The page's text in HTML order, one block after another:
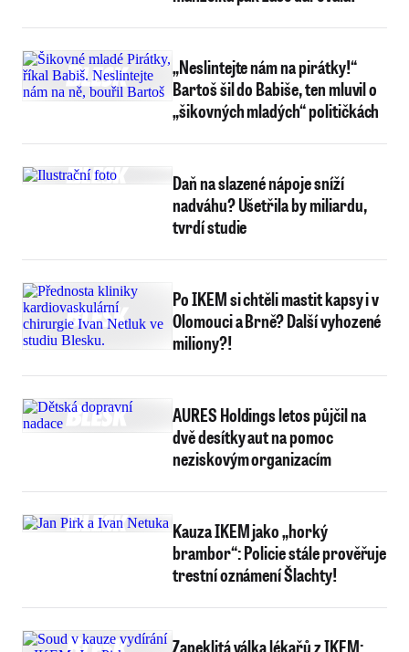
„Neslintejte nám na pirátky!“
Bartoš šil do Babiše, ten mluvil o
„šikovných mladých“ političkách
Daň na slazené nápoje sníží
nadváhu? Ušetřila by miliardu,
tvrdí studie
Po IKEM si chtěli mastit kapsy i v
Olomouci a Brně? Další vyhozené
miliony?!
AURES Holdings letos půjčil na
dvě desítky aut na pomoc
neziskovým organizacím
Kauza IKEM jako „horký
brambor“: Policie stále prověřuje
trestní oznámení Šlachty!
Zapeklitá válka lékařů z IKEM: